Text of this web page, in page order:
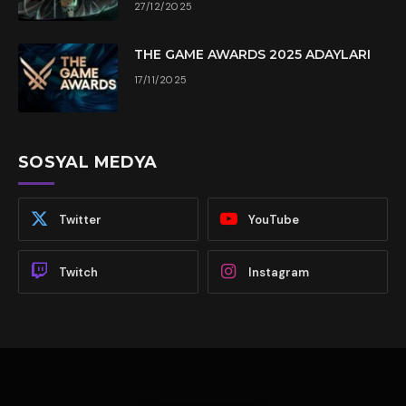
27/12/2025
THE GAME AWARDS 2025 ADAYLARI
17/11/2025
SOSYAL MEDYA
Twitter YouTube
Twitch Instagram